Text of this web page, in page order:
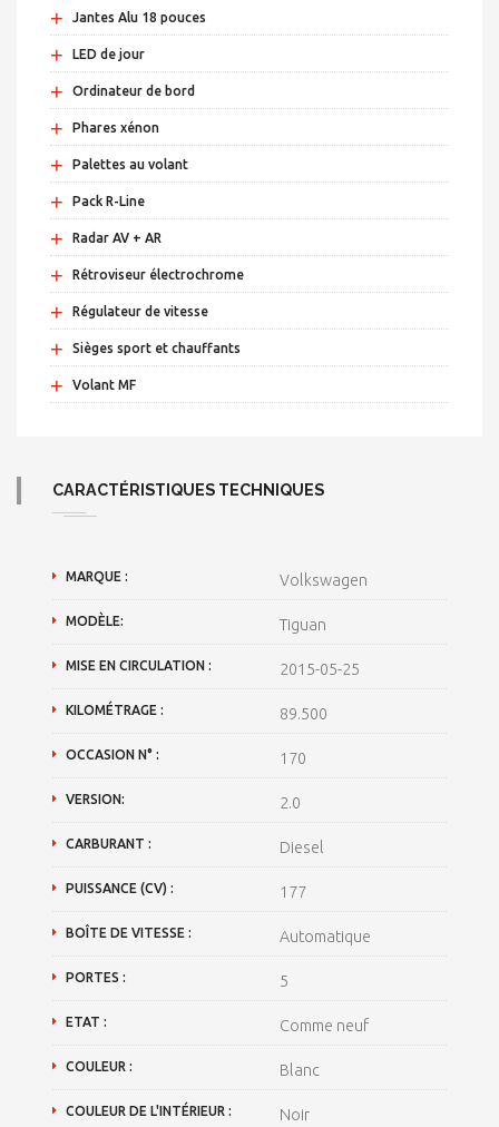
+ Jantes Alu 18 pouces
+ LED de jour
+ Ordinateur de bord
+ Phares xénon
+ Palettes au volant
+ Pack R-Line
+ Radar AV + AR
+ Rétroviseur électrochrome
+ Régulateur de vitesse
+ Sièges sport et chauffants
+ Volant MF
CARACTÉRISTIQUES TECHNIQUES
MARQUE : Volkswagen
MODÈLE: Tiguan
MISE EN CIRCULATION : 2015-05-25
KILOMÉTRAGE : 89.500
OCCASION N° : 170
VERSION: 2.0
CARBURANT : Diesel
PUISSANCE (CV) : 177
BOÎTE DE VITESSE : Automatique
PORTES : 5
ETAT : Comme neuf
COULEUR : Blanc
COULEUR DE L'INTÉRIEUR : Noir